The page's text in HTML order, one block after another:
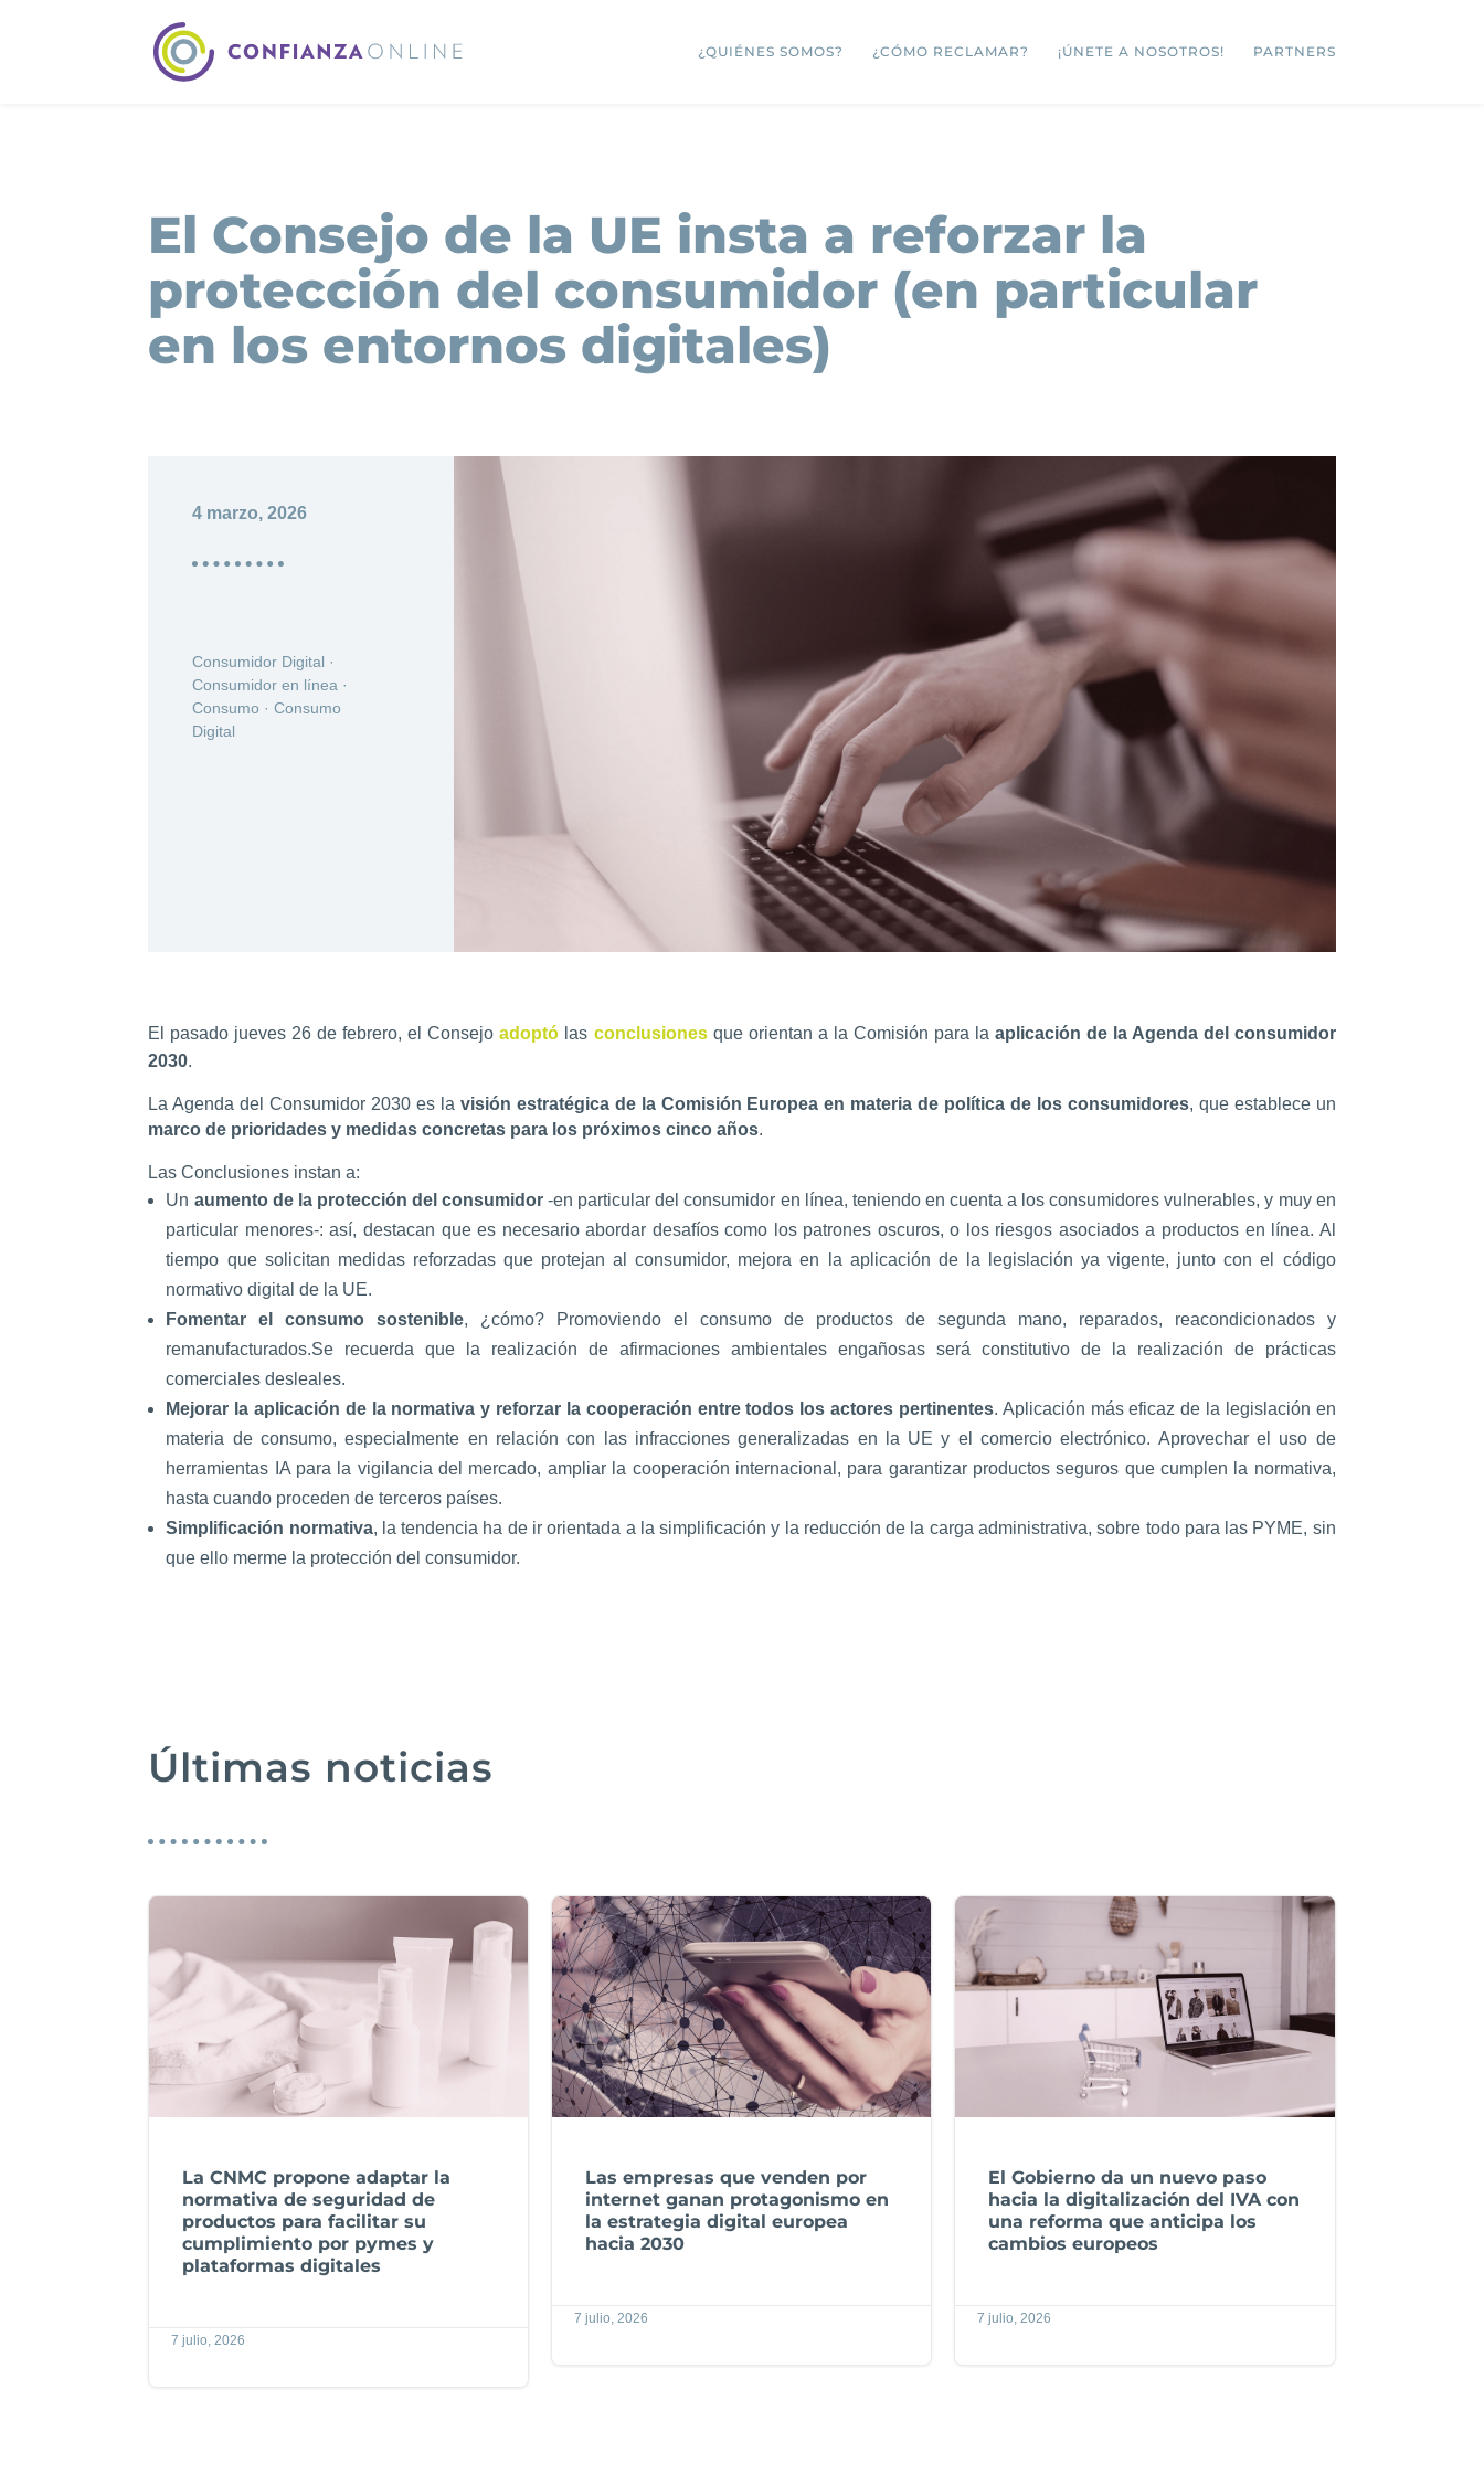
¿QUIÉNES SOMOS? ¿CÓMO RECLAMAR? ¡ÚNETE A NOSOTROS! PARTNERS
El Consejo de la UE insta a reforzar la
protección del consumidor (en particular
en los entornos digitales)
4 marzo, 2026
Consumidor Digital ·
Consumidor en línea ·
Consumo ·Consumo
Digital
El pasado jueves 26 de febrero, el Consejoadoptó las conclusionesque orientan a la Comisión para la aplicación de la Agenda del consumidor
2030.
La Agenda del Consumidor 2030 es la visión estratégica de la Comisión Europea en materia de política de los consumidores, que establece un
marco de prioridades y medidas concretas para los próximos cinco años.
Las Conclusiones instan a:
Un aumento de la protección del consumidor -en particular del consumidor en línea, teniendo en cuenta a los consumidores vulnerables, y muy en
particular menores-: así, destacan que es necesario abordar desafíos como los patrones oscuros, o los riesgos asociados a productos en línea. Al
tiempo que solicitan medidas reforzadas que protejan al consumidor, mejora en la aplicación de la legislación ya vigente, junto con el código
normativo digital de la UE.
Fomentar el consumo sostenible, ¿cómo? Promoviendo el consumo de productos de segunda mano, reparados, reacondicionados y
remanufacturados.Se recuerda que la realización de afirmaciones ambientales engañosas será constitutivo de la realización de prácticas
comerciales desleales.
Mejorar la aplicación de la normativa y reforzar la cooperación entre todos los actores pertinentes. Aplicación más eficaz de la legislación en
materia de consumo, especialmente en relación con las infracciones generalizadas en la UE y el comercio electrónico. Aprovechar el uso de
herramientas IA para la vigilancia del mercado, ampliar la cooperación internacional, para garantizar productos seguros que cumplen la normativa,
hasta cuando proceden de terceros países.
Simplificación normativa, la tendencia ha de ir orientada a la simplificación y la reducción de la carga administrativa, sobre todo para las PYME, sin
que ello merme la protección del consumidor.
Últimas noticias
La CNMC propone adaptar la
normativa de seguridad de
productos para facilitar su
cumplimiento por pymes y
plataformas digitales
7 julio, 2026
Las empresas que venden por
internet ganan protagonismo en
la estrategia digital europea
hacia 2030
7 julio, 2026
El Gobierno da un nuevo paso
hacia la digitalización del IVA con
una reforma que anticipa los
cambios europeos
7 julio, 2026